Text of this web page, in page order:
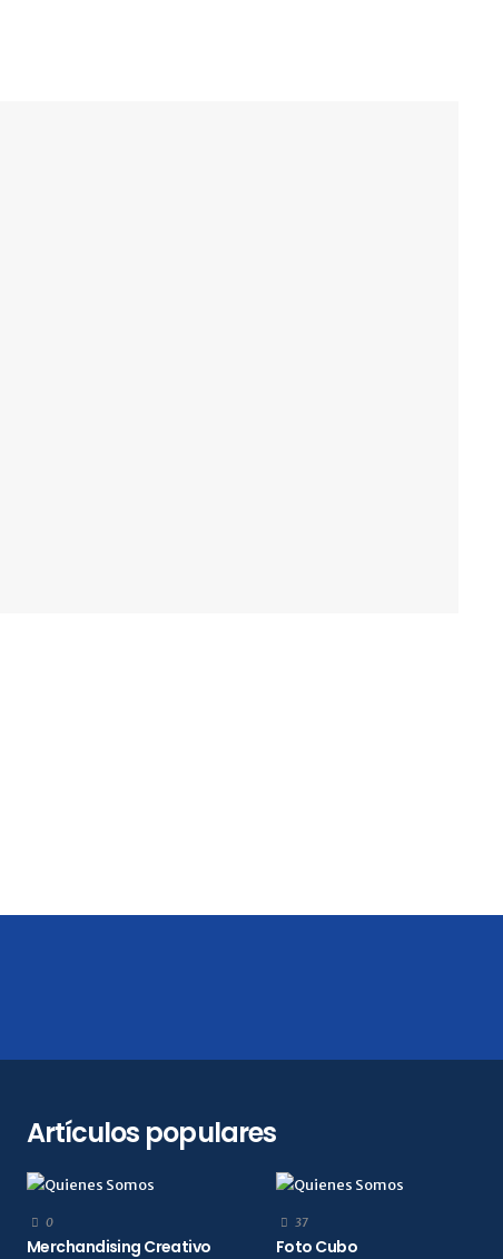
Artículos populares
0
Merchandising Creativo
37
Foto Cubo